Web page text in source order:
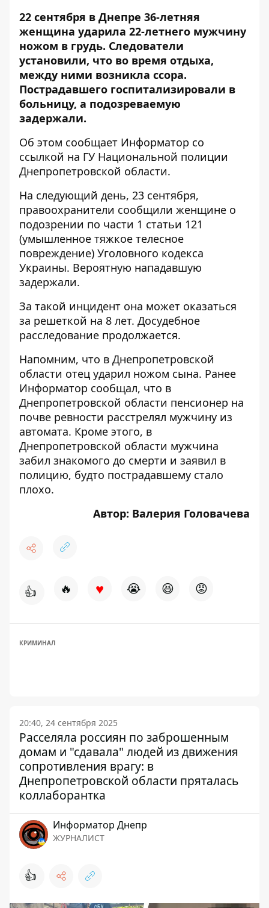
22 сентября в Днепре 36-летняя
женщина ударила 22-летнего мужчину
ножом в грудь. Следователи
установили, что во время отдыха,
между ними возникла ссора.
Пострадавшего госпитализировали в
больницу, а подозреваемую
задержали.
Об этом сообщает Информатор со
ссылкой на ГУ Национальной полиции
Днепропетровской области.
На следующий день, 23 сентября,
правоохранители сообщили женщине о
подозрении по части 1 статьи 121
(умышленное тяжкое телесное
повреждение) Уголовного кодекса
Украины. Вероятную нападавшую
задержали.
За такой инцидент она может оказаться
за решеткой на 8 лет. Досудебное
расследование продолжается.
Напомним, что в Днепропетровской
области отец ударил ножом сына. Ранее
Информатор сообщал, что в
Днепропетровской области пенсионер на
почве ревности расстрелял мужчину из
автомата. Кроме этого, в
Днепропетровской области мужчина
забил знакомого до смерти и заявил в
полицию, будто пострадавшему стало
плохо.
Автор: Валерия Головачева
👍 🔥 ♥ 😭 😆 😡
КРИМИНАЛ
20:40, 24 сентября 2025
Расселяла россиян по заброшенным
домам и "сдавала" людей из движения
сопротивления врагу: в
Днепропетровской области пряталась
коллаборантка
Информатор Днепр
ЖУРНАЛИСТ
👍